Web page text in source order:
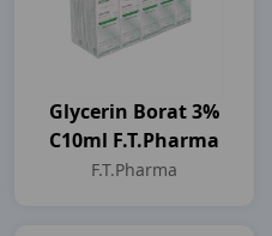
Glycerin Borat 3%
C10ml F.T.Pharma
F.T.Pharma